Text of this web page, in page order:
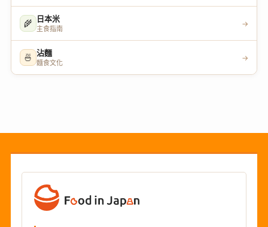
🌾 日本米
主食指南
→
🍜 沾麵
麵食文化
→